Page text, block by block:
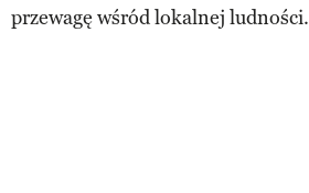
przewagę wśród lokalnej ludności.